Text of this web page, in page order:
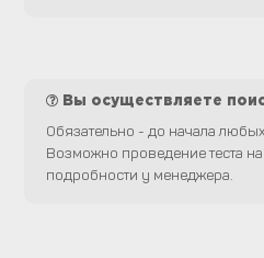
Вы осуществляете
Обязательно - до начала
Возможно проведение теста
подробности у менеджера.